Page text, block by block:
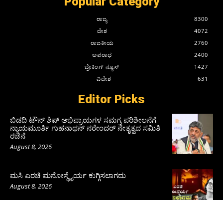
ರಾಜ್ಯ
8300
ದೇಶ
4072
ರಾಜಕೀಯ
2760
ಅಪರಾಧ
2400
ಬ್ರೇಕಿಂಗ್ ನ್ಯೂಸ್
1427
ವಿದೇಶ
631
Editor Picks
ಬಿಡದಿ ಟೌನ್ ಶಿಪ್ ಅಭಿಪ್ರಾಯಗಳ ಸಮಗ್ರ ಪರಿಶೀಲನೆಗೆ
ನ್ಯಾಯಮೂರ್ತಿ ಗುಹನಾಥನ್ ನರೇಂದರ್ ನೇತೃತ್ವದ ಸಮಿತಿ
ರಚನೆ
August 8, 2026
ಮಸಿ ಎರಚಿ ಮನೋಸ್ಥೈರ್ಯ ಕುಗ್ಗಿಸಲಾಗದು
August 8, 2026